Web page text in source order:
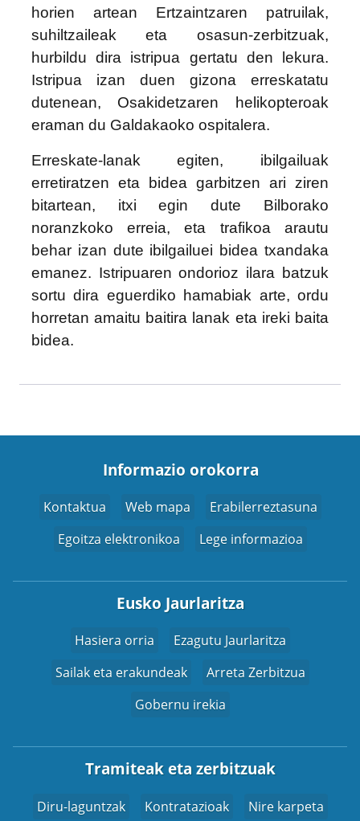
horien artean Ertzaintzaren patruilak,
suhiltzaileak eta osasun-zerbitzuak,
hurbildu dira istripua gertatu den lekura.
Istripua izan duen gizona erreskatatu
dutenean, Osakidetzaren helikopteroak
eraman du Galdakaoko ospitalera.
Erreskate-lanak egiten, ibilgailuak
erretiratzen eta bidea garbitzen ari ziren
bitartean, itxi egin dute Bilborako
noranzkoko erreia, eta trafikoa arautu
behar izan dute ibilgailuei bidea txandaka
emanez. Istripuaren ondorioz ilara batzuk
sortu dira eguerdiko hamabiak arte, ordu
horretan amaitu baitira lanak eta ireki baita
bidea.
Informazio orokorra
Kontaktua Web mapa
Erabilerreztasuna
Egoitza elektronikoa
Lege informazioa
Eusko Jaurlaritza
Hasiera orria
Ezagutu Jaurlaritza
Sailak eta erakundeak
Arreta Zerbitzua
Gobernu irekia
Tramiteak eta zerbitzuak
Diru-laguntzak Kontratazioak
Nire karpeta